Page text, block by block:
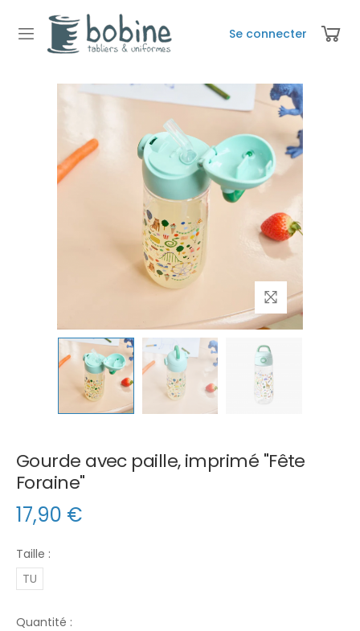
Se connecter
Gourde avec paille, imprimé "Fête
Foraine"
17,90 €
Taille :
TU
Quantité :